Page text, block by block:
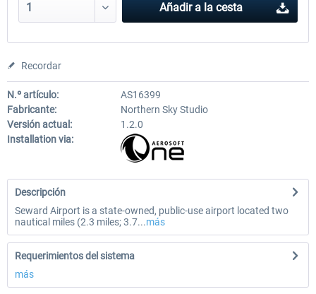
Añadir a la cesta
Recordar
N.º artículo:
AS16399
Fabricante:
Northern Sky Studio
Versión actual:
1.2.0
Installation via:
Descripción
Seward Airport is a state-owned, public-use airport located two
nautical miles (2.3 miles; 3.7...más
Requerimientos del sistema
más